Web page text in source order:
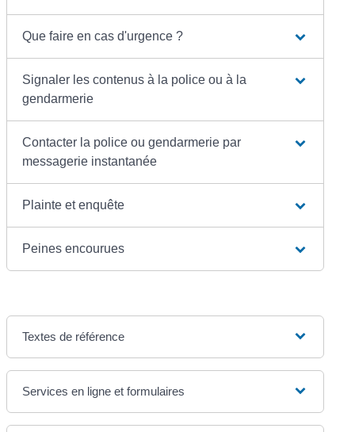
Que faire en cas d'urgence ?
Signaler les contenus à la police ou à la
gendarmerie
Contacter la police ou gendarmerie par
messagerie instantanée
Plainte et enquête
Peines encourues
Textes de référence
Services en ligne et formulaires